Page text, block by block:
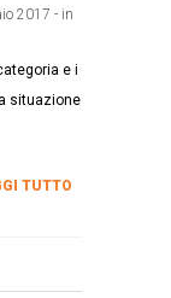
2017 - in
e i
situazione
TUTTO